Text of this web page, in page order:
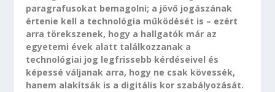
paragrafusokat bemagolni; a jövő jogászának
értenie kell a technológia működését is – ezért
arra törekszenek, hogy a hallgatók már az
egyetemi évek alatt találkozzanak a
technológiai jog legfrissebb kérdéseivel és
képessé váljanak arra, hogy ne csak kövessék,
hanem alakítsák is a digitális kor szabályozását.